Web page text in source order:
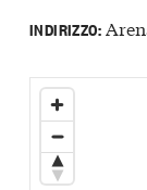
INDIRIZZO: